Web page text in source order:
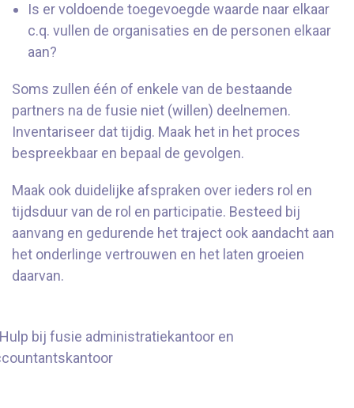
Is er voldoende toegevoegde waarde naar elkaar
c.q. vullen de organisaties en de personen elkaar
aan?
Soms zullen één of enkele van de bestaande
partners na de fusie niet (willen) deelnemen.
Inventariseer dat tijdig. Maak het in het proces
bespreekbaar en bepaal de gevolgen.
Maak ook duidelijke afspraken over ieders rol en
tijdsduur van de rol en participatie. Besteed bij
aanvang en gedurende het traject ook aandacht aan
het onderlinge vertrouwen en het laten groeien
daarvan.